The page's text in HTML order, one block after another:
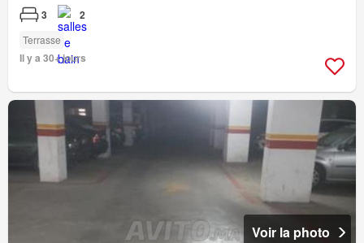
3 2
Terrasse
Il y a 30+ jours
Voir la photo